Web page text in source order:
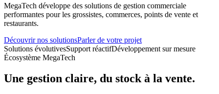
MegaTech développe des solutions de gestion commerciale
performantes pour les grossistes, commerces, points de vente et
restaurants.
Découvrir nos solutionsParler de votre projet
Solutions évolutivesSupport réactifDéveloppement sur mesure
Écosystème MegaTech
Une gestion claire, du stock à la vente.